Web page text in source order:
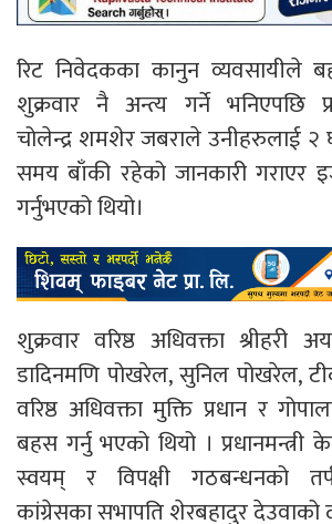
रिट निवेदकका कानुन व्यवसायीले
शुक्रवार नै अन्त्य गर्ने भनिएपछि
चोलेन्द्र शमशेर जबराले उनीहरुलाई २
समय बाँकी रहेको जानकारी गराएर
गर्नुभएको थियो।
शुक्रवार वरिष्ठ अधिवक्ता श्रीहरी
डादिनमणि पोखरेल, सुनिल पोखरेल,
वरिष्ठ अधिवक्ता मुक्ति प्रधान र
बहस गर्नु भएको थियो । प्रधानमन्त्री
स्वयम् र विपक्षी गठबन्धनको
कांग्रेसका सभापति शेरबहादुर देउवाको